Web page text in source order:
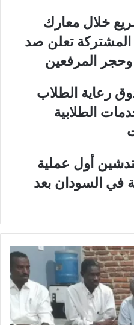
خلال معارك
تعلن صد
المرفعين
رعاية الطلاب
الطلابية
أول عملية
في السودان بعد